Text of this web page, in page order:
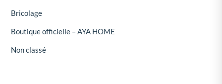
Bricolage
Boutique officielle – AYA HOME
Non classé